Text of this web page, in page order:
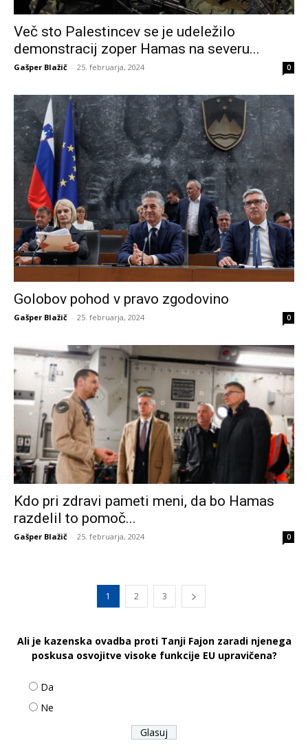
Več sto Palestincev se je udeležilo
demonstracij zoper Hamas na severu...
Gašper Blažič - 25. februarja, 2024 0
Golobov pohod v pravo zgodovino
Gašper Blažič - 25. februarja, 2024 0
Kdo pri zdravi pameti meni, da bo Hamas
razdelil to pomoč...
Gašper Blažič - 25. februarja, 2024 0
1 2 3
Ali je kazenska ovadba proti Tanji Fajon zaradi njenega
poskusa osvojitve visoke funkcije EU upravičena?
Da
Ne